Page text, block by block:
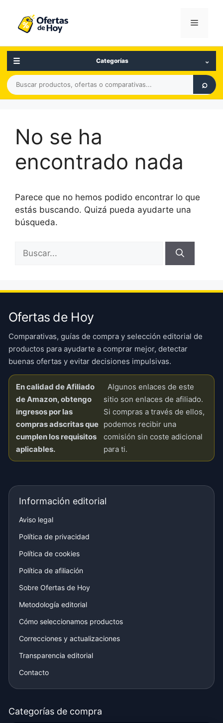
contenido
Menú
☰ Categorías ⌄
Buscar
productos,
comparativas
⌕
No se ha
encontrado nada
Parece que no hemos podido encontrar lo que
estás buscando. Quizá pueda ayudarte una
búsqueda.
Ofertas de Hoy
Comparativas, guías de compra y selección editorial de
productos para ayudarte a comprar mejor, detectar
buenas ofertas y evitar decisiones impulsivas.
En calidad de Afiliado
de Amazon, obtengo
ingresos por las
compras adscritas que
cumplen los requisitos
aplicables.
Algunos enlaces de este
sitio son enlaces de afiliado.
Si compras a través de ellos,
podemos recibir una
comisión sin coste adicional
para ti.
Información editorial
Aviso legal
Política de privacidad
Política de cookies
Política de afiliación
Sobre Ofertas de Hoy
Metodología editorial
Cómo seleccionamos productos
Correcciones y actualizaciones
Transparencia editorial
Contacto
Categorías de compra